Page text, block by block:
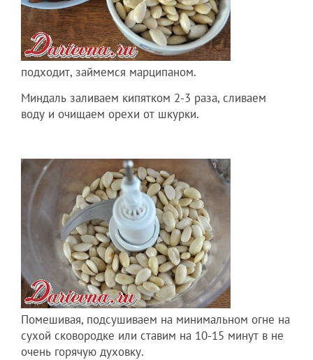
подходит, займемся марципаном.
Миндаль заливаем кипятком 2-3 раза, сливаем
воду и очищаем орехи от шкурки.
Помешивая, подсушиваем на минимальном огне на
сухой сковородке или ставим на 10-15 минут в не
очень горячую духовку.